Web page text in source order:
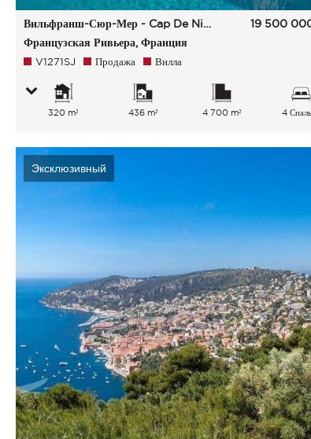
Вильфранш-Сюр-Мер - Cap De Nice
Французская Ривьера, Франция
19 500
V1271SJ Продажа Вилла
320 m² 436 m² 4 700 m² 4
Эксклюзивный